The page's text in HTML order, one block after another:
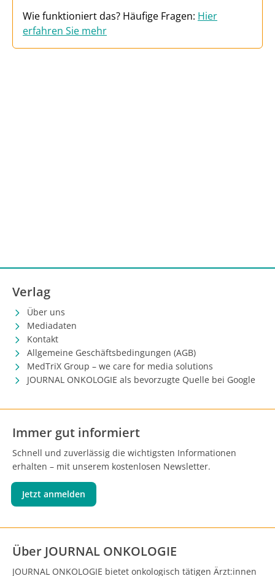
Wie funktioniert das? Häufige Fragen: Hier
erfahren Sie mehr
Verlag
Über uns
Mediadaten
Kontakt
Allgemeine Geschäftsbedingungen (AGB)
MedTriX Group – we care for media solutions
JOURNAL ONKOLOGIE als bevorzugte Quelle bei Google
Immer gut informiert
Schnell und zuverlässig die wichtigsten Informationen
erhalten – mit unserem kostenlosen Newsletter.
Jetzt anmelden
Über JOURNAL ONKOLOGIE
JOURNAL ONKOLOGIE bietet onkologisch tätigen Ärzt:innen